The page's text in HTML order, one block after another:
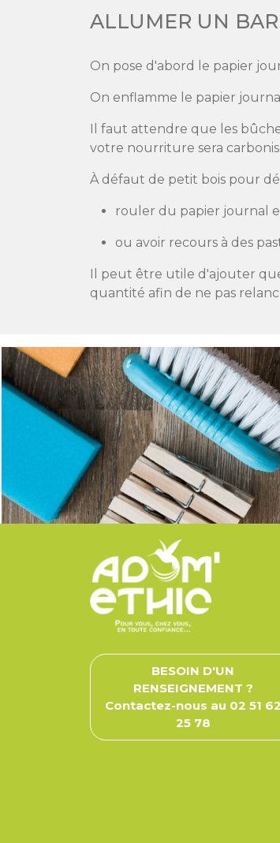
ALLUMER UN
On pose d'abord le papier
On enflamme le papier
Il faut attendre que les
votre nourriture sera
À défaut de petit bois pour
rouler du papier journal
ou avoir recours à des
Il peut être utile d'ajouter
quantité afin de ne pas
BESOIN D'UN
RENSEIGNEMENT ?
Contactez-nous au 02 51 62
25 78